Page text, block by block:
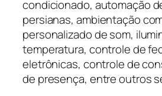
condicionado, automação
persianas, ambientação
personalizado de som,
temperatura, controle de
eletrônicas, controle de
de presença, entre outros